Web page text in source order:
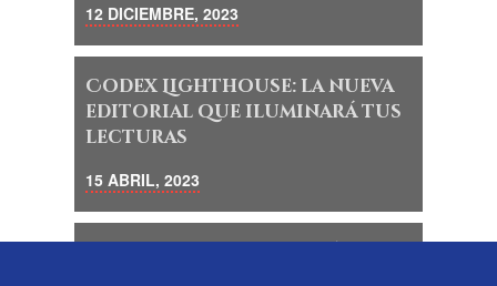
12 DICIEMBRE, 2023
Codex Lighthouse: la nueva
editorial que iluminará tus
lecturas
15 ABRIL, 2023